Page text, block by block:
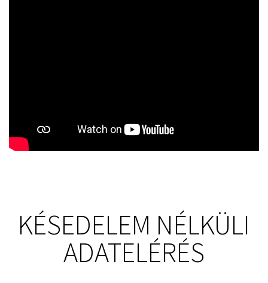
KÉSEDELEM NÉLKÜLI
ADATELÉRÉS